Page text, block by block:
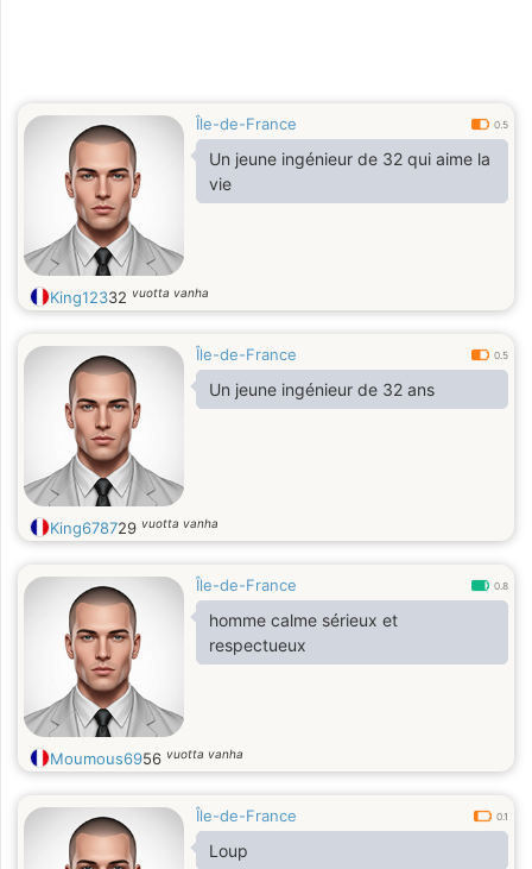
Île-de-France 0.5
Un jeune ingénieur de 32 qui aime la
vie
King12332 vuotta vanha
Île-de-France 0.5
Un jeune ingénieur de 32 ans
King678729 vuotta vanha
Île-de-France 0.8
homme calme sérieux et
respectueux
Moumous6956 vuotta vanha
Île-de-France 0.1
Loup